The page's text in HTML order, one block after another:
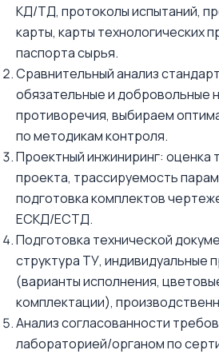
KД/ТД, протоколы испытаний,
карты, карты технологических
паспорта сырья.
Сравнительный анализ
обязательные и добровольные
противоречия, выбираем
по методикам контроля.
Проектный инжиниринг: оценка
проекта, трассируемость
подготовка комплектов
ЕСКД/ЕСТД.
Подготовка технической
структура ТУ, индивидуальные
(варианты исполнения,
комплектации),
Анализ согласованности
лабораторией/органом по